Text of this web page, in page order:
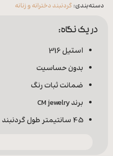
دسته‌بندی: گردنبند دخترانه و زنانه
در یک نگاه:
استیل 316
بدون حساسیت
ضمانت ثبات رنگ
برند CM jewelry
45 سانتیمتر طول گردنبند